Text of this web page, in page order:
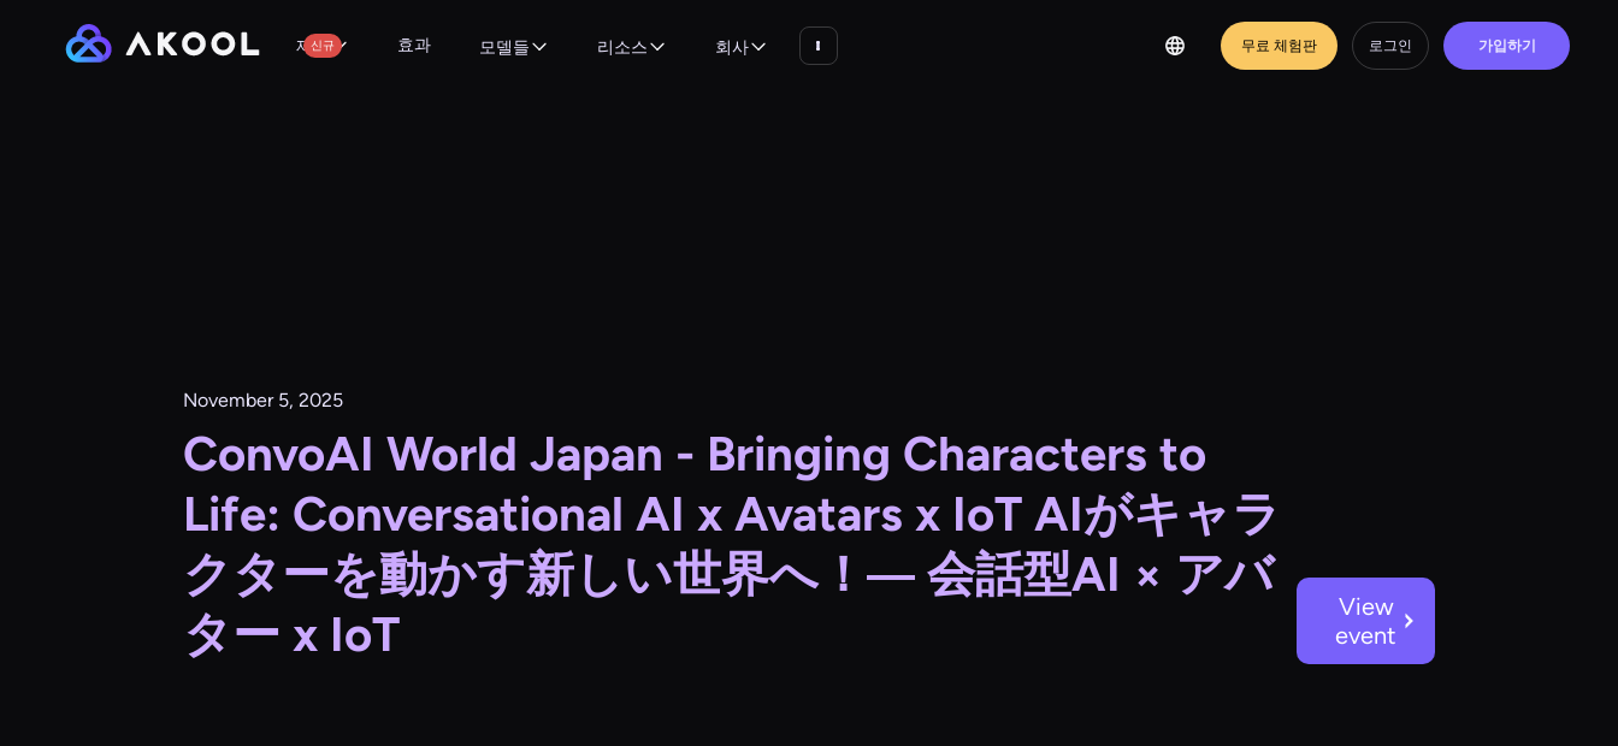
제품
신규 효과 모델들 리소스 회사 무료 체험판 로그인 가입하기
November 5, 2025
ConvoAI World Japan - Bringing Characters to
Life: Conversational AI x Avatars x IoT AIがキャラ
クターを動かす新しい世界へ！― 会話型AI × アバ
ター x IoT
View
event